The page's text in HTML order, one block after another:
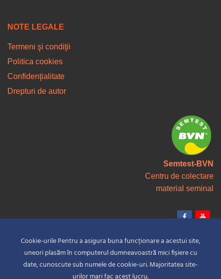
NOTE LEGALE
Termeni şi condiţii
Politica cookies
Confidenţialitate
Drepturi de autor
Semtest-BVN
Centru de colectare
material seminal
© Copyright 2026 S.C. SEMTEST-BVN S.A. | Toate Drepturile Rezervate.
Cookie-urile Pentru a asigura buna funcționare a acestui site,
uneori plasăm în computerul dumneavoastră mici fișiere cu
date, cunoscute sub numele de cookie-uri. Majoritatea site-